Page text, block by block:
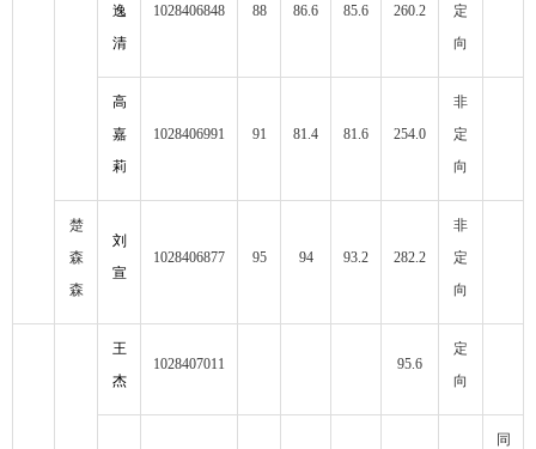
逸
清
1028406848 88 86.6 85.6 260.2
定
向
高
嘉
莉
1028406991 91 81.4 81.6 254.0
非
定
向
楚
森
森
刘
宣
1028406877 95 94 93.2 282.2
非
定
向
王
杰
1028407011 95.6
定
向
同